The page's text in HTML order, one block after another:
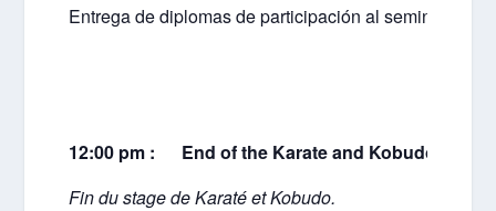
Entrega de diplomas de participación al seminario
12:00 pm : End of the Karate and Kobudo
Fin du stage de Karaté et Kobudo.